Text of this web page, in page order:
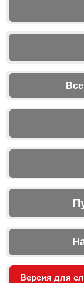
Версия для